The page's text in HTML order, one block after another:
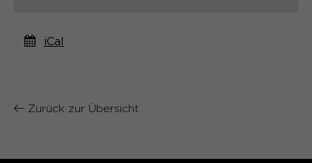
aktuellen Domäne.
iCal
Zurück zur Übersicht